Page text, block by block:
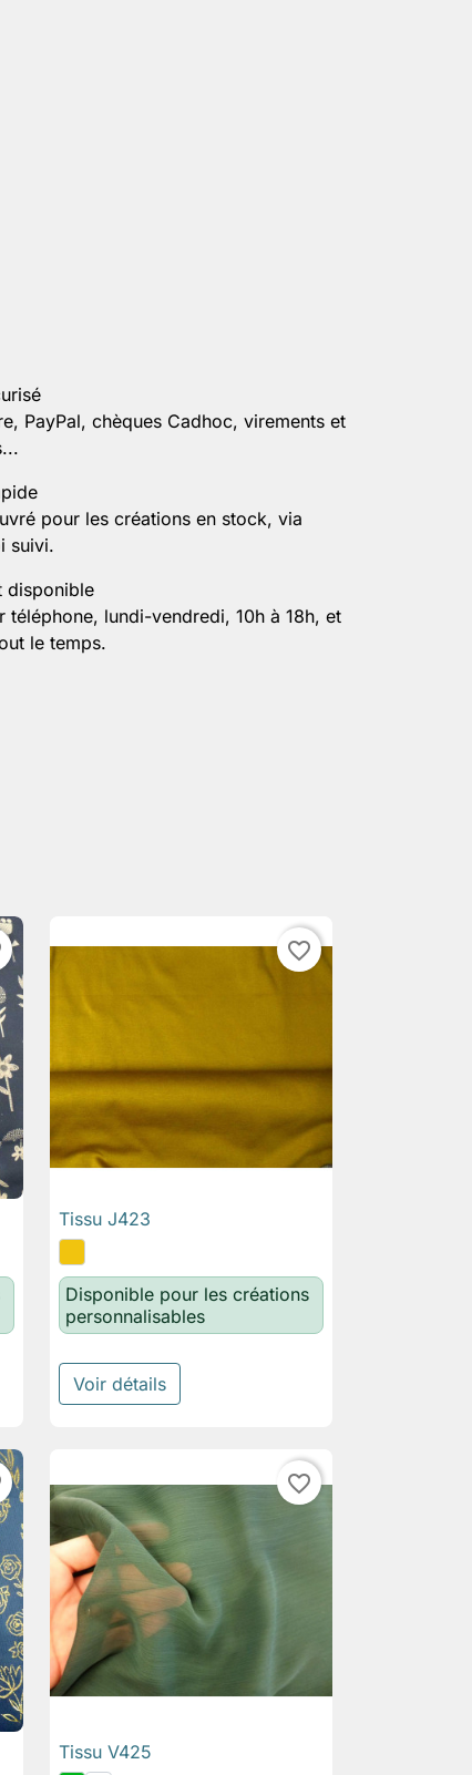
PayPal, chèques Cadhoc, virements et
pour les créations en stock, via
suivi.
disponible
téléphone, lundi-vendredi, 10h à 18h, et
le temps.
favorite_border
 Aperçu rapide
Tissu J423
Disponible pour les créations
personnalisables
Voir détails
favorite_border
 Aperçu rapide
Tissu V425